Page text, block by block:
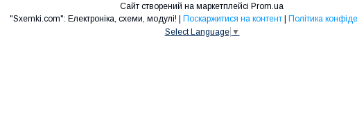
Сайт створений на маркетплейсі Prom.ua
Поскаржитися на контент
Політика
Select Language ▼